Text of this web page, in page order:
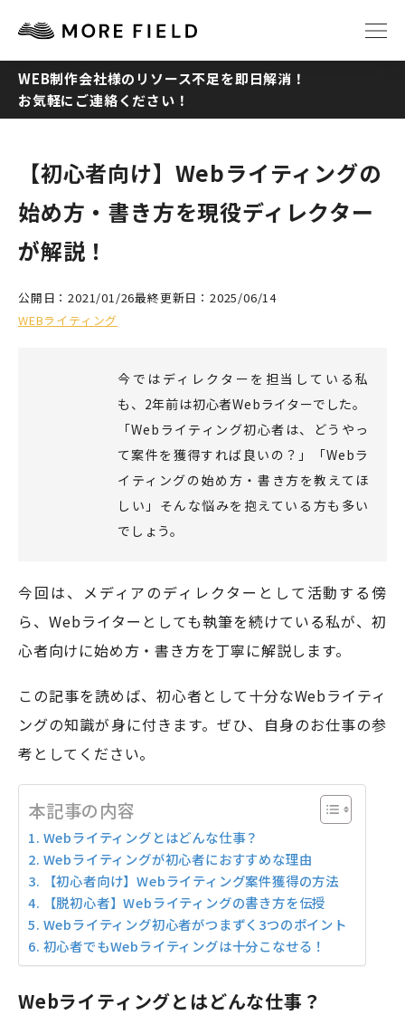
TOP
SERVICE WORKS
Q&A RECRUIT
モアフィールド株式会社
〒420-0858
WEB制作会社様のリソース不足を即日解消！
お気軽にご連絡ください！
【初心者向け】Webライティングの
始め方・書き方を現役ディレクター
が解説！
公開日：2021/01/26最終更新日：2025/06/14
WEBライティング
今ではディレクターを担当している私
も、2年前は初心者Webライターでした。
「Webライティング初心者は、どうやっ
て案件を獲得すれば良いの？」「Webラ
イティングの始め方・書き方を教えてほ
しい」そんな悩みを抱えている方も多い
でしょう。
今回は、メディアのディレクターとして活動する傍
ら、Webライターとしても執筆を続けている私が、初
心者向けに始め方・書き方を丁寧に解説します。
この記事を読めば、初心者として十分なWebライティ
ングの知識が身に付きます。ぜひ、自身のお仕事の参
考としてください。
本記事の内容
Webライティングとはどんな仕事？
Webライティングが初心者におすすめな理由
【初心者向け】Webライティング案件獲得の方法
【脱初心者】Webライティングの書き方を伝授
Webライティング初心者がつまずく3つのポイント
初心者でもWebライティングは十分こなせる！
Webライティングとはどんな仕事？